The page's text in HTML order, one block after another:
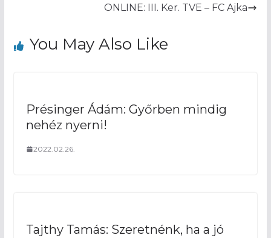
ONLINE: III. Ker. TVE – FC Ajka
You May Also Like
Présinger Ádám: Győrben mindig
nehéz nyerni!
2022.02.26.
Tajthy Tamás: Szeretnénk, ha a jó